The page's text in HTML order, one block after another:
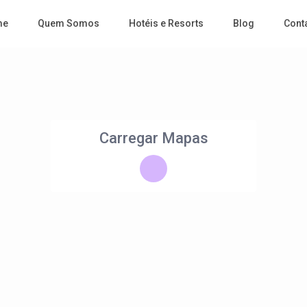
Quem Somos Hotéis e Resorts Blog
Carregar Mapas